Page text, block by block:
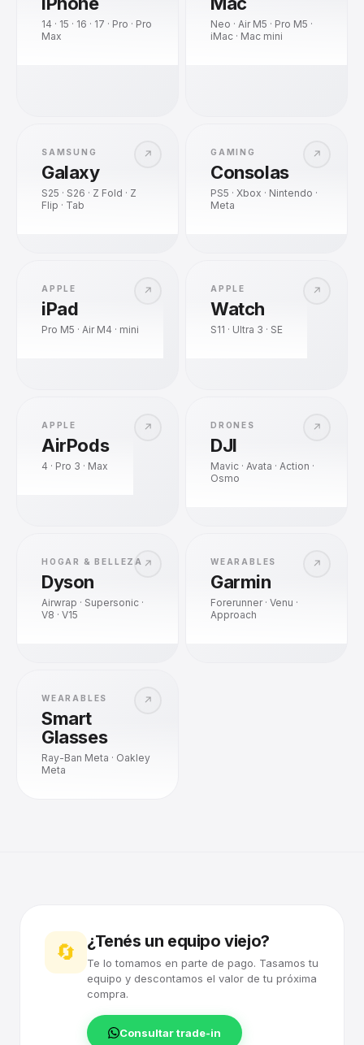
14 · 15 · 16 · 17 · Pro · Pro
Max
Neo · Air M5 · Pro M5 ·
iMac · Mac mini
↗
SAMSUNG
Galaxy
S25 · S26 · Z Fold · Z
Flip · Tab
↗
GAMING
Consolas
PS5 · Xbox · Nintendo ·
Meta
↗
APPLE
iPad
Pro M5 · Air M4 · mini
↗
APPLE
Watch
S11 · Ultra 3 · SE
↗
APPLE
AirPods
4 · Pro 3 · Max
↗
DRONES
DJI
Mavic · Avata · Action ·
Osmo
↗
HOGAR & BELLEZA
Dyson
Airwrap · Supersonic ·
V8 · V15
↗
WEARABLES
Garmin
Forerunner · Venu ·
Approach
↗
WEARABLES
Smart
Glasses
Ray-Ban Meta · Oakley
Meta
🔄 ¿Tenés un equipo viejo?
Te lo tomamos en parte de pago. Tasamos tu
equipo y descontamos el valor de tu próxima
compra.
Consultar trade-in